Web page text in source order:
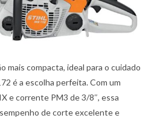
mais compacta, ideal para o cuidado
é a escolha perfeita. Com um
e corrente PM3 de 3/8″, essa
de corte excelente e